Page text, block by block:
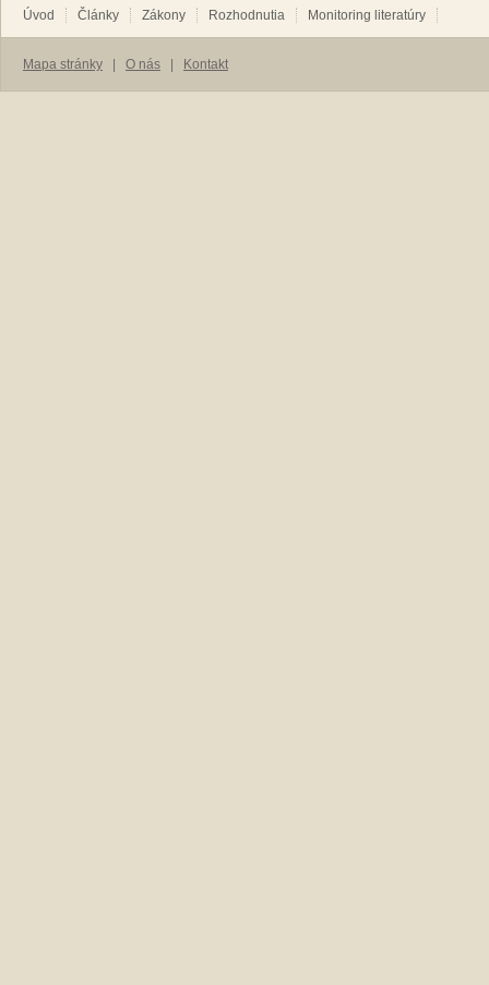
Úvod Články Zákony Rozhodnutia Monitoring literatúry
Mapa stránky O nás Kontakt